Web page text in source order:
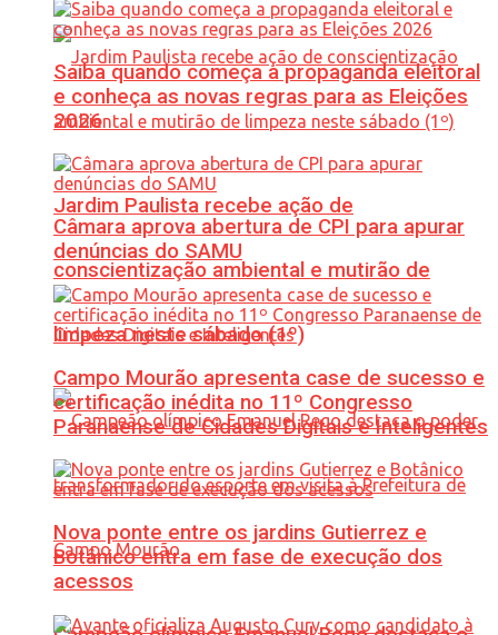
Jardim Paulista recebe ação de
conscientização ambiental e mutirão de
limpeza neste sábado (1º)
Saiba quando começa a propaganda eleitoral
e conheça as novas regras para as Eleições
2026
Câmara aprova abertura de CPI para apurar
denúncias do SAMU
Campo Mourão apresenta case de sucesso e
certificação inédita no 11º Congresso
Paranaense de Cidades Digitais e Inteligentes
Nova ponte entre os jardins Gutierrez e
Botânico entra em fase de execução dos
acessos